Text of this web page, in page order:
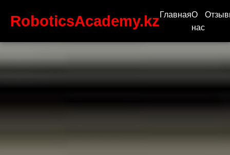
RoboticsAcademy.kzГлавнаяО
нас